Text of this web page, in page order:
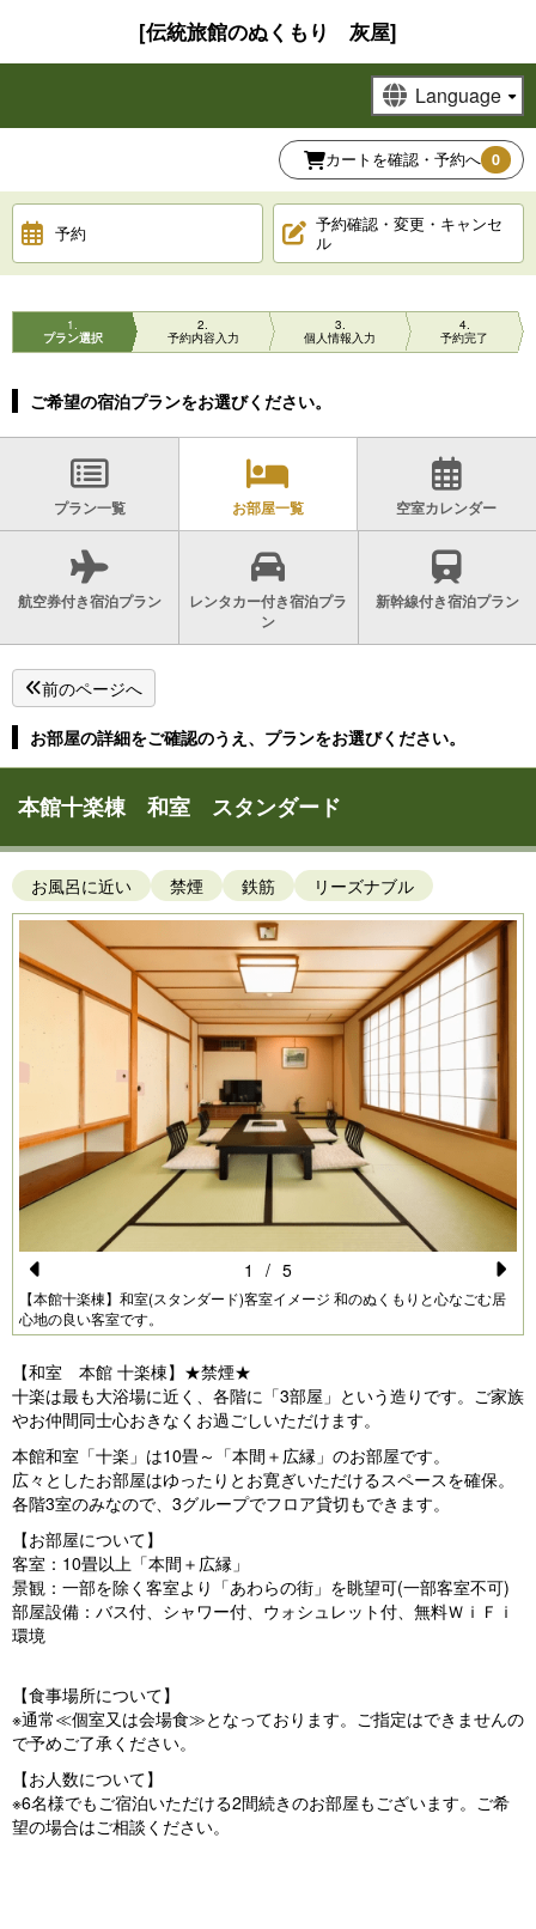
[伝統旅館のぬくもり 灰屋]
カートを確認・予約へ 0
予約
予約確認・変更・キャンセ
ル
1
プラン選択
2
予約内容入力
3
個人情報入力
4
予約完了
ご希望の宿泊プランをお選びください。
プラン一覧 お部屋一覧 空室カレンダー
航空券付き宿泊プラン
レンタカー付き宿泊プラ
ン
新幹線付き宿泊プラン
前のページへ
お部屋の詳細をご確認のうえ、プランをお選びください。
本館十楽棟 和室 スタンダード
お風呂に近い 禁煙 鉄筋 リーズナブル
Pr
e
vi
o
u
s
【本館十楽棟】和室(スタンダード)客室イメージ 和のぬくもりと心なごむ居
心地の良い客室です。
N
e
1 / 5
【和室 本館 十楽棟】★禁煙★
十楽は最も大浴場に近く、各階に「3部屋」という造りです。ご家族
やお仲間同士心おきなくお過ごしいただけます。
本館和室「十楽」は10畳～「本間＋広縁」のお部屋です。
広々としたお部屋はゆったりとお寛ぎいただけるスペースを確保。
各階3室のみなので、3グループでフロア貸切もできます。
【お部屋について】
客室：10畳以上「本間＋広縁」
景観：一部を除く客室より「あわらの街」を眺望可(一部客室不可)
部屋設備：バス付、シャワー付、ウォシュレット付、無料ＷｉＦｉ
環境
【食事場所について】
※通常≪個室又は会場食≫となっております。ご指定はできませんの
で予めご了承ください。
【お人数について】
※6名様でもご宿泊いただける2間続きのお部屋もございます。ご希
望の場合はご相談ください。